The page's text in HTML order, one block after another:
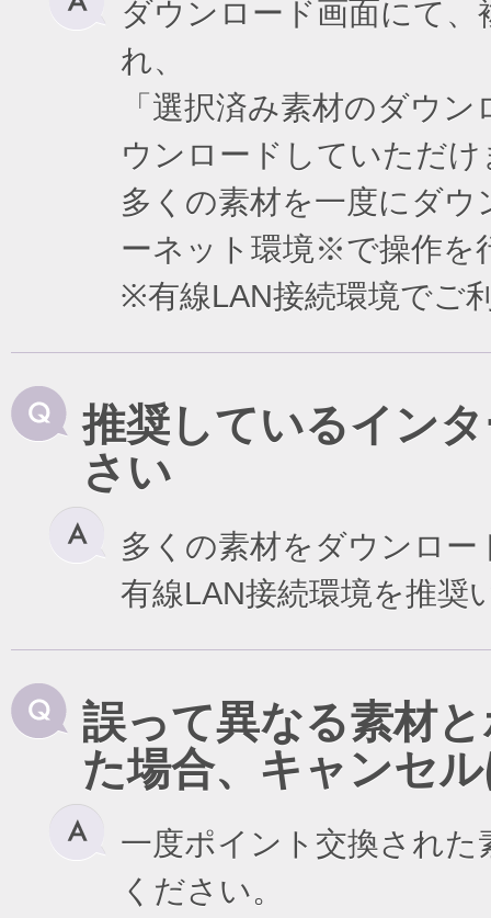
ダウンロード画面にて
れ、
「選択済み素材のダウ
ウンロードしていただけ
多くの素材を一度にダ
ーネット環境※で操作を
※有線LAN接続環境でご
推奨しているイン
さい
多くの素材をダウンロ
有線LAN接続環境を推奨
誤って異なる素材
た場合、キャンセ
一度ポイント交換され
ください。